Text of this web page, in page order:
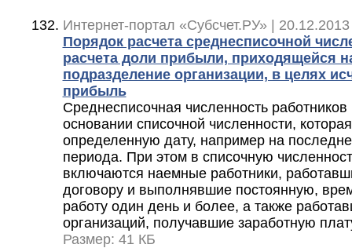
Интернет-портал «Субсчет.РУ» |
Порядок расчета среднесписочной
расчета доли прибыли, приходящейся
подразделение организации, в целях
прибыль
Среднесписочная численность работников
основании списочной численности,
определенную дату, например на
периода. При этом в списочную
включаются наемные работники,
договору и выполнявшие постоянную,
работу один день и более, а также
организаций, получавшие заработную
Размер: 41 КБ